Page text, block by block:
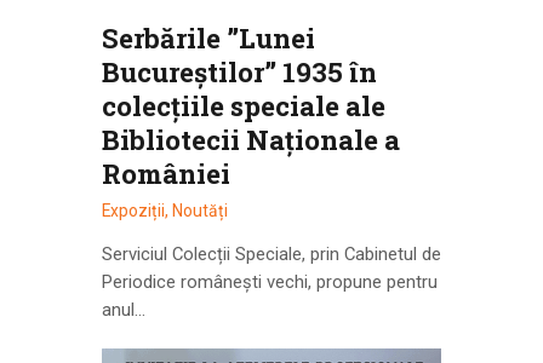
Serbările ”Lunei
Bucureștilor” 1935 în
colecțiile speciale ale
Bibliotecii Naționale a
României
Expoziții, Noutăți
Serviciul Colecții Speciale, prin Cabinetul de
Periodice românești vechi, propune pentru
anul…